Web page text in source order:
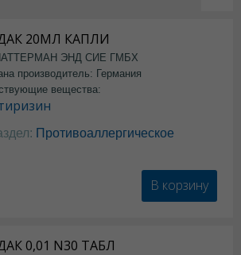
20МЛ КАПЛИ
ЭНД СИЕ ГМБХ
производитель: Германия
вещества:
Противоаллергическое
В корзину
0,01 N30 ТАБЛ